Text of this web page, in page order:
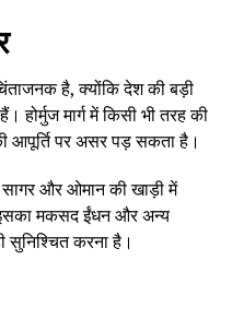
है, क्योंकि देश की बड़ी
होर्मुज मार्ग में किसी भी तरह की
आपूर्ति पर असर पड़ सकता है।
और ओमान की खाड़ी में
इसका मकसद ईंधन और अन्य
सुनिश्चित करना है।